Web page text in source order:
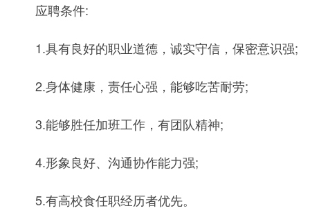
应聘条件:
1.具有良好的职业道德，诚实守信，保密意识强;
2.身体健康，责任心强，能够吃苦耐劳;
3.能够胜任加班工作，有团队精神;
4.形象良好、沟通协作能力强;
5.有高校食任职经历者优先。